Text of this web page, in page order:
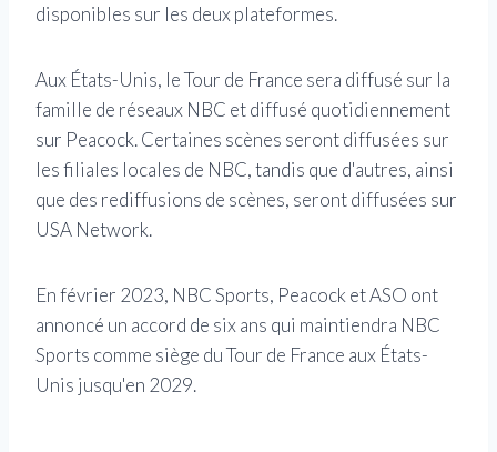
disponibles sur les deux plateformes.
Aux États-Unis, le Tour de France sera diffusé sur la
famille de réseaux NBC et diffusé quotidiennement
sur Peacock. Certaines scènes seront diffusées sur
les filiales locales de NBC, tandis que d'autres, ainsi
que des rediffusions de scènes, seront diffusées sur
USA Network.
En février 2023, NBC Sports, Peacock et ASO ont
annoncé un accord de six ans qui maintiendra NBC
Sports comme siège du Tour de France aux États-
Unis jusqu'en 2029.